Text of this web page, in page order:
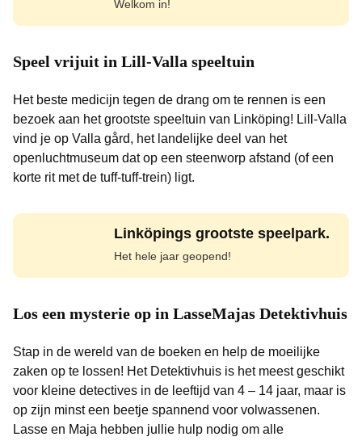
Welkom in!
Speel vrijuit in Lill-Valla speeltuin
Het beste medicijn tegen de drang om te rennen is een
bezoek aan het grootste speeltuin van Linköping! Lill-Valla
vind je op Valla gård, het landelijke deel van het
openluchtmuseum dat op een steenworp afstand (of een
korte rit met de tuff-tuff-trein) ligt.
Linköpings grootste speelpark.
Het hele jaar geopend!
Los een mysterie op in LasseMajas Detektivhuis
Stap in de wereld van de boeken en help de moeilijke
zaken op te lossen! Het Detektivhuis is het meest geschikt
voor kleine detectives in de leeftijd van 4 – 14 jaar, maar is
op zijn minst een beetje spannend voor volwassenen.
Lasse en Maja hebben jullie hulp nodig om alle